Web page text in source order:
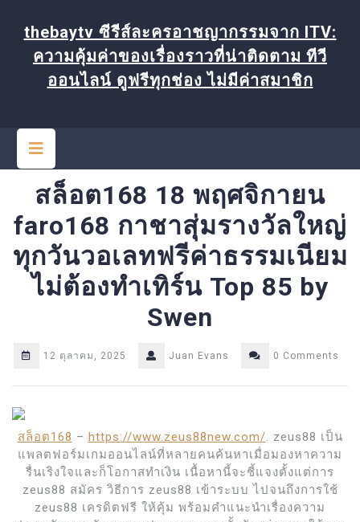
content
thebaytv ซีรีส์ละครอาชญากรรมจาก ITV:
ความคุ้มค่าของเรื่องราวที่น่าติดตาม ทีวี
ออนไลน์ ดูฟรีทุกช่อง ไม่มีค่าสมาชิก
Button
สล็อต168 18 พฤศจิกายน
faro168 กาชาสุ่มรางวัลใหญ่
ทุกวันวอเลทฟรีค่าธรรมเนียม
ไม่ต้องทำเทิร์น Top 85 by
Swen
12 ตุลาคม, 2025 Juan Evans 0 Comments
สล็อต168 – https://www.zeus88new.com/ . zeus88 เป็น
แพลตฟอร์มเกมออนไลน์ที่หลายคนค้นหาเมื่อมองหาความ
รื่นเริงใจและก็โอกาสทำเงิน เนื้อหานี้จะชี้แจงตั้งแต่การ
zeus88 สมัคร วิธีการ zeus88 เข้าระบบ ไปจนถึงการใช้
zeus88 เครดิตฟรี ให้คุ้ม พร้อมคำแนะนำเรื่องความ